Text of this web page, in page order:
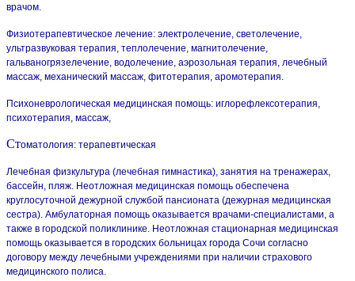
врачом.
Физиотерапевтическое лечение: электролечение, светолечение,
ультразвуковая терапия, теплолечение, магнитолечение,
гальваногрязелечение, водолечение, аэрозольная терапия, лечебный
массаж, механический массаж, фитотерапия, аромотерапия.
Психоневрологическая медицинская помощь: иглорефлексотерапия,
психотерапия, массаж,
Стоматология: терапевтическая
Лечебная физкультура (лечебная гимнастика), занятия на тренажерах,
бассейн, пляж. Неотложная медицинская помощь обеспечена
круглосуточной дежурной службой пансионата (дежурная медицинская
сестра). Амбулаторная помощь оказывается врачами-специалистами, а
также в городской поликлинике. Неотложная стационарная медицинская
помощь оказывается в городских больницах города Сочи согласно
договору между лечебными учреждениями при наличии страхового
медицинского полиса.